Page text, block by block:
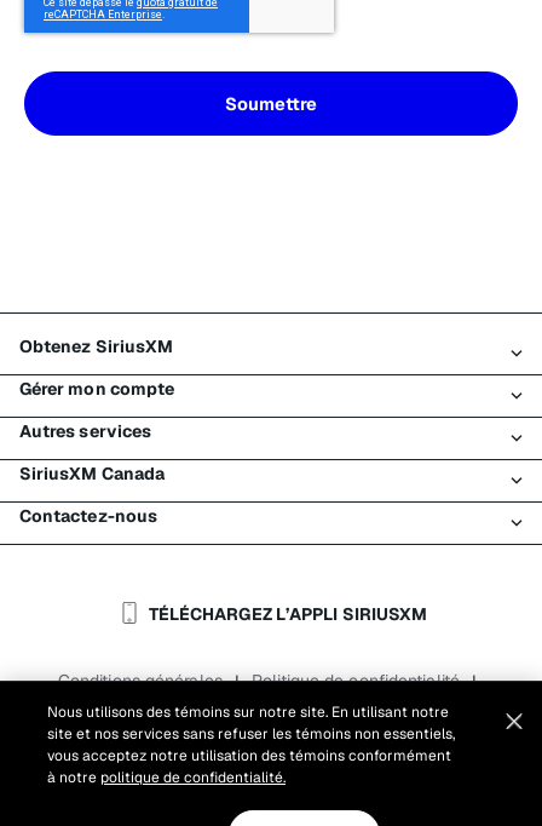
Obtenez SiriusXM
Tous les forfaits
Mon essai SiriusXM
Mon abonnement
Essai gratuit de SiriusXM
Magasiner
Gérer mon compte
Connexion
Enregistrement
Effectuer un paiement
Transfert de service
Autres services
Traffic et Travel
Entreprises
SiriusXM Canada
À propos de SiriusXM
Contactez-nous
Aide et soutienTÉLÉCHARGEZ L’APPLI SIRIUSXM
Conditions générales | Politique de confidentialité |
Conditions d'utilisation du site
|
Paramètres des témoins
© 2026Sirius XM Canada Inc.
Nous utilisons des témoins sur notre site. En utilisant notre
site et nos services sans refuser les témoins non essentiels,
vous acceptez notre utilisation des témoins conformément
à notre politique de confidentialité.